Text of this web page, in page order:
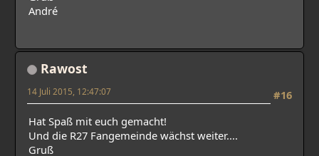
André
Rawost
#16
14 Juli 2015, 12:47:07
Hat Spaß mit euch gemacht!
Und die R27 Fangemeinde wächst weiter....
Gruß